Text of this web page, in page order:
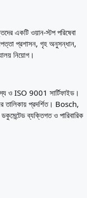
একটি ওয়ান-স্টপ পরিষেবা
প্রশাসন, গৃহ অনুসন্ধান,
নিয়োগ।
ও ISO 9001 সার্টিফাইড।
তালিকায় প্রদর্শিত। Bosch,
ব্যক্তিগত ও পারিবারিক